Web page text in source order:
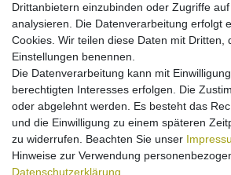
7,95 € *
In den
*inkl. ges. MwSt.
[Paket] Ladegerät für
Desire / Legend / HD
13,95 € *
In den
Drittanbietern einzubinden oder Zugriffe
analysieren. Die Datenverarbeitung erfolgt
Cookies. Wir teilen diese Daten mit Dritten,
Einstellungen benennen.
Die Datenverarbeitung kann mit
berechtigten Interesses erfolgen. Die
oder abgelehnt werden. Es besteht das
und die Einwilligung zu einem späteren
zu widerrufen. Beachten Sie unser
Hinweise zur Verwendung
Daten­schutz­erklärung